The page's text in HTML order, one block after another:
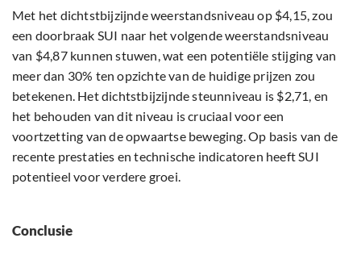
Met het dichtstbijzijnde weerstandsniveau op $4,15, zou
een doorbraak SUI naar het volgende weerstandsniveau
van $4,87 kunnen stuwen, wat een potentiële stijging van
meer dan 30% ten opzichte van de huidige prijzen zou
betekenen. Het dichtstbijzijnde steunniveau is $2,71, en
het behouden van dit niveau is cruciaal voor een
voortzetting van de opwaartse beweging. Op basis van de
recente prestaties en technische indicatoren heeft SUI
potentieel voor verdere groei.
Conclusie